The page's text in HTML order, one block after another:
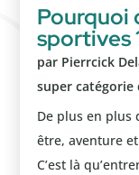
Pourquoi
sportives
par Pierrcick
super catégorie
De plus en plus
être, aventure
C’est là